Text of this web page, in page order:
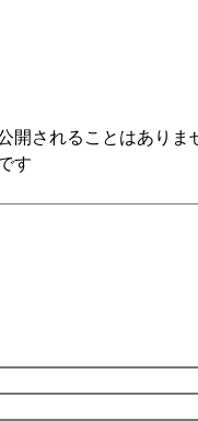
開されることはありま
す